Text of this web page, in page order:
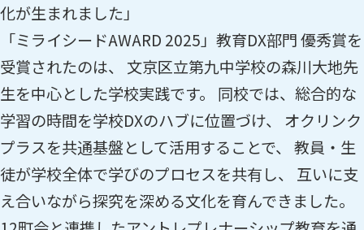
化が生まれました」
「ミライシードAWARD 2025」教育DX部門 優秀賞を
受賞されたのは、 文京区立第九中学校の森川大地先
生を中心とした学校実践です。 同校では、総合的な
学習の時間を学校DXのハブに位置づけ、 オクリンク
プラスを共通基盤として活用することで、 教員・生
徒が学校全体で学びのプロセスを共有し、 互いに支
え合いながら探究を深める文化を育んできました。